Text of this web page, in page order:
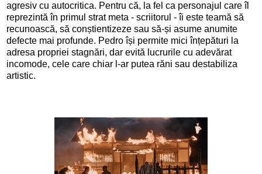
agresiv cu autocritica. Pentru că, la fel ca personajul care îl
reprezintă în primul strat meta - scriitorul - îi este teamă să
recunoască, să conștientizeze sau să-și asume anumite
defecte mai profunde. Pedro își permite mici înțepături la
adresa propriei stagnări, dar evită lucrurile cu adevărat
incomode, cele care chiar l-ar putea răni sau destabiliza
artistic.